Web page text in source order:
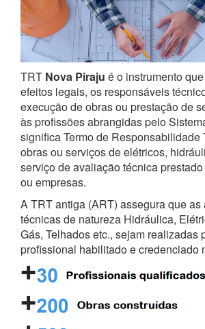
TRT Nova Piraju é o instrumento
efeitos legais, os responsáveis
execução de obras ou prestação de
às profissões abrangidas pelo
significa Termo de Responsabilidade
obras ou serviços de elétricos,
serviço de avaliação técnica
ou empresas.
A TRT antiga (ART) assegura que as
técnicas de natureza Hidráulica,
Gás, Telhados etc., sejam realizadas
profissional habilitado e credenciado